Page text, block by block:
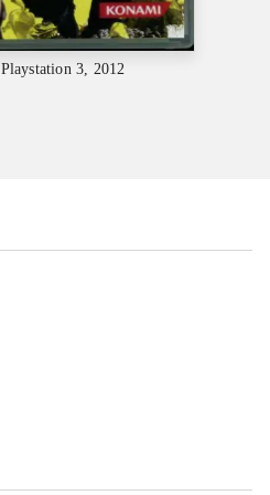
Playstation 3, 2012